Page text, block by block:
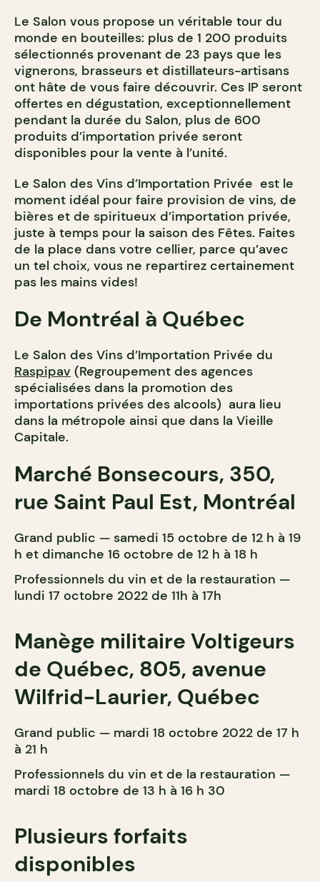
Le Salon vous propose un véritable tour du
monde en bouteilles: plus de 1 200 produits
sélectionnés provenant de 23 pays que les
vignerons, brasseurs et distillateurs-artisans
ont hâte de vous faire découvrir. Ces IP seront
offertes en dégustation, exceptionnellement
pendant la durée du Salon, plus de 600
produits d’importation privée seront
disponibles pour la vente à l’unité.
Le Salon des Vins d’Importation Privée est le
moment idéal pour faire provision de vins, de
bières et de spiritueux d’importation privée,
juste à temps pour la saison des Fêtes. Faites
de la place dans votre cellier, parce qu’avec
un tel choix, vous ne repartirez certainement
pas les mains vides!
De Montréal à Québec
Le Salon des Vins d’Importation Privée du
Raspipav (Regroupement des agences
spécialisées dans la promotion des
importations privées des alcools) aura lieu
dans la métropole ainsi que dans la Vieille
Capitale.
Marché Bonsecours, 350,
rue Saint Paul Est, Montréal
Grand public — samedi 15 octobre de 12 h à 19
h et dimanche 16 octobre de 12 h à 18 h
Professionnels du vin et de la restauration —
lundi 17 octobre 2022 de 11h à 17h
Manège militaire Voltigeurs
de Québec, 805, avenue
Wilfrid-Laurier, Québec
Grand public — mardi 18 octobre 2022 de 17 h
à 21 h
Professionnels du vin et de la restauration —
mardi 18 octobre de 13 h à 16 h 30
Plusieurs forfaits
disponibles